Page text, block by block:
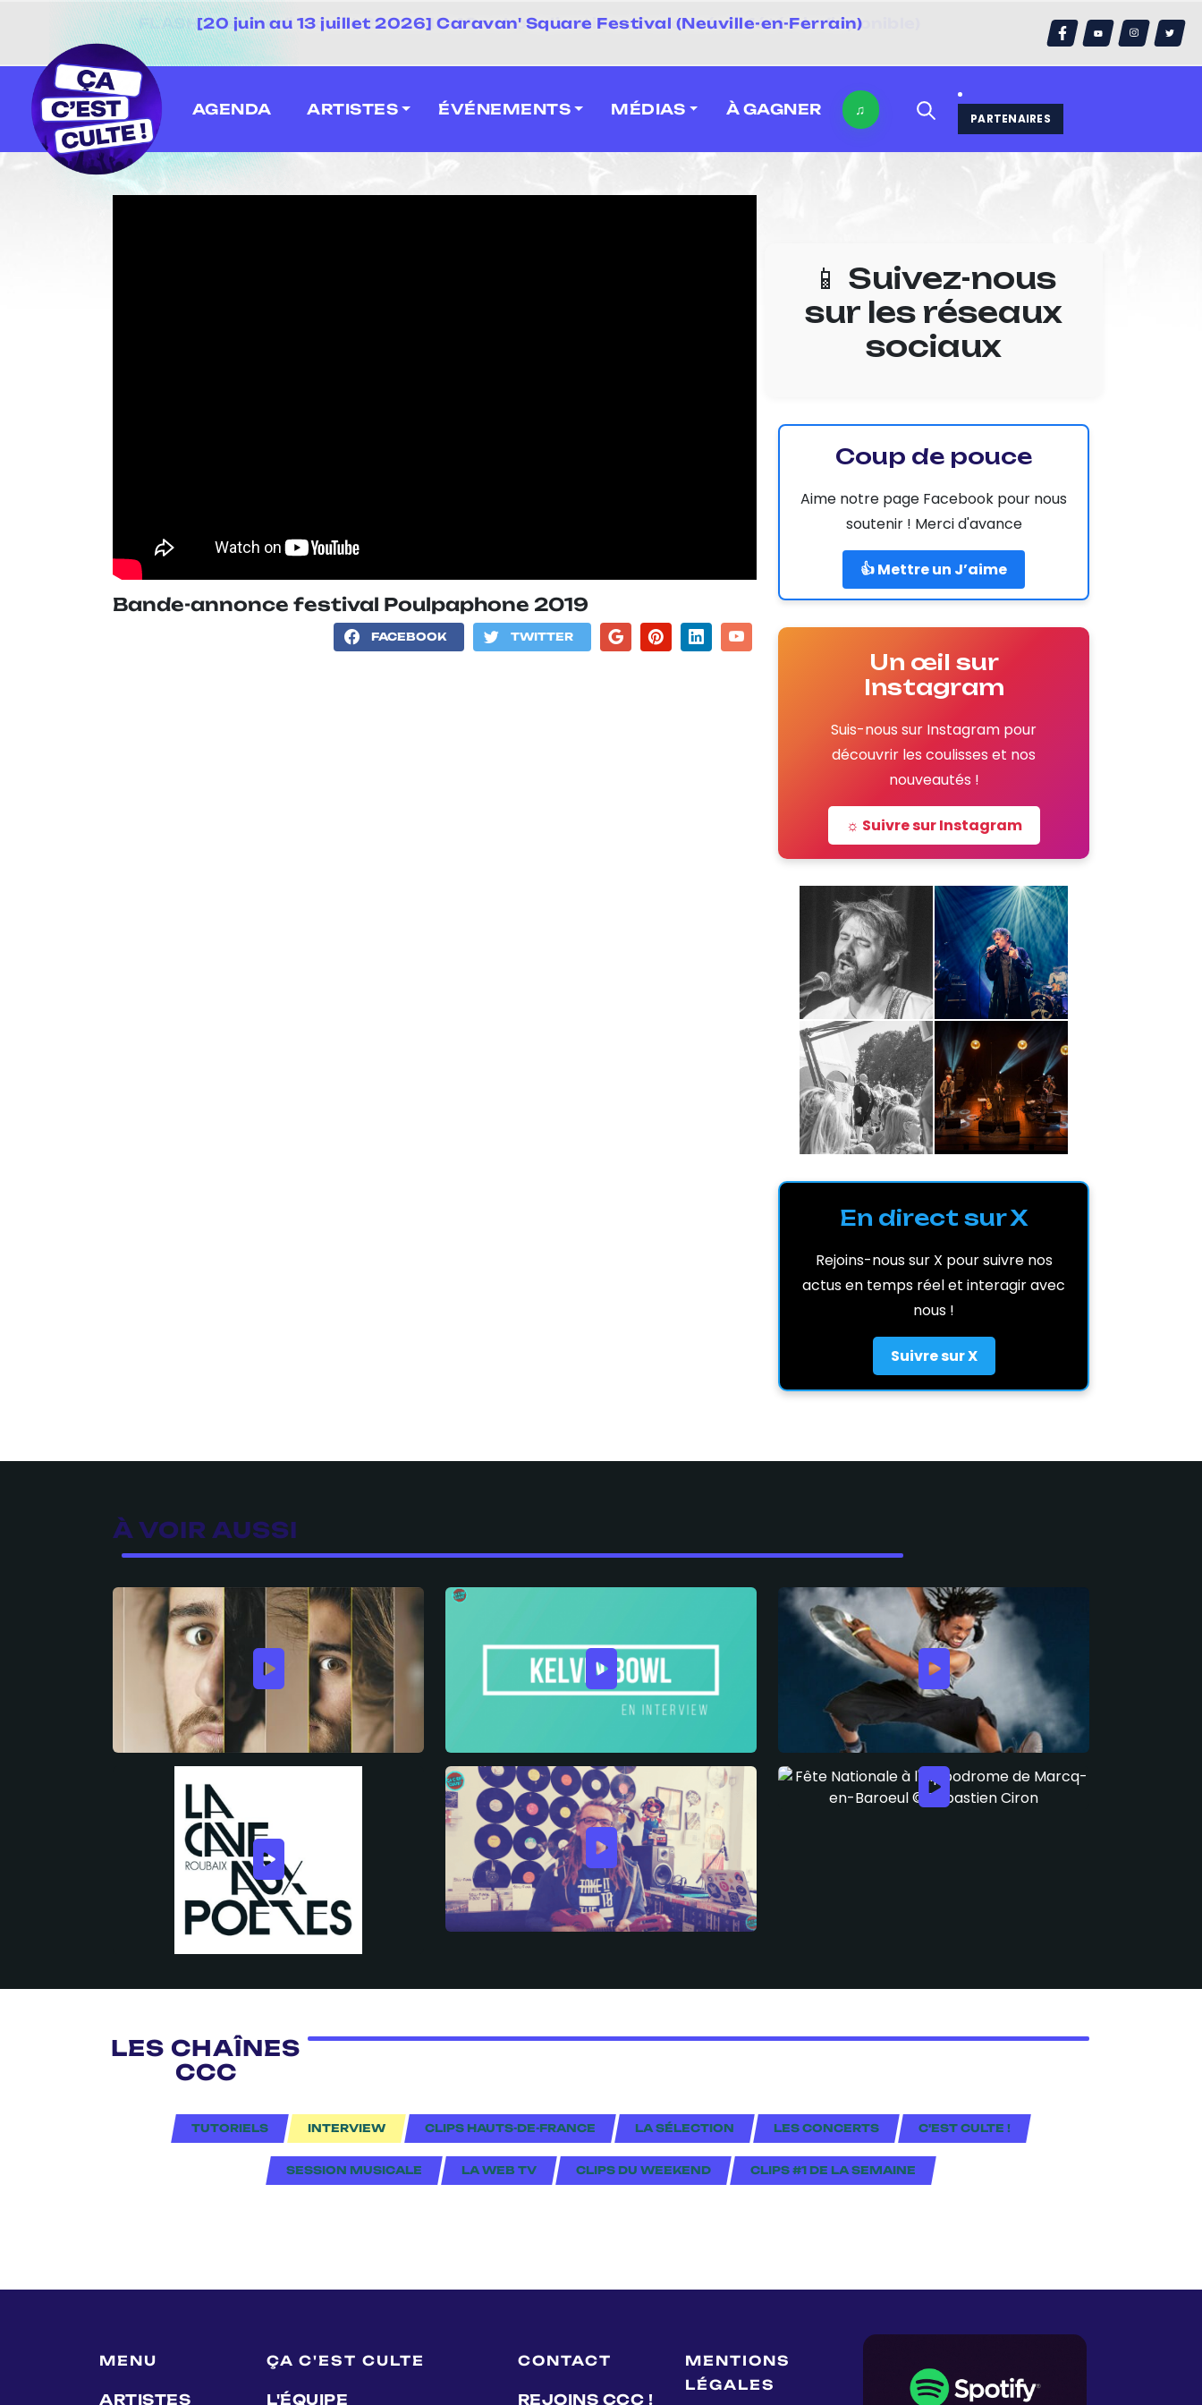
[20 juin au 13 juillet 2026] Caravan' Square Festival (Neuville-en-Ferrain)
AGENDA ARTISTES ÉVÉNEMENTS MÉDIAS À GAGNER ♫
PARTENAIRES
Bande-annonce festival Poulpaphone 2019
FACEBOOK TWITTER
📱 Suivez-nous
sur les réseaux
sociaux
Coup de pouce
Aime notre page Facebook pour nous
soutenir ! Merci d'avance
👍 Mettre un J’aime
Un œil sur
Instagram
Suis-nous sur Instagram pour
découvrir les coulisses et nos
nouveautés !
☼ Suivre sur Instagram
En direct sur X
Rejoins-nous sur X pour suivre nos
actus en temps réel et interagir avec
nous !
Suivre sur X
À VOIR AUSSI
LES CHAÎNES
CCC
TUTORIELS INTERVIEW CLIPS HAUTS-DE-FRANCE LA SÉLECTION LES CONCERTS C'EST CULTE !
SESSION MUSICALE LA WEB TV CLIPS DU WEEKEND CLIPS #1 DE LA SEMAINE
MENU
ARTISTES
ÇA C'EST CULTE
L'ÉQUIPE
CONTACT
REJOINS CCC !
MENTIONS
LÉGALES